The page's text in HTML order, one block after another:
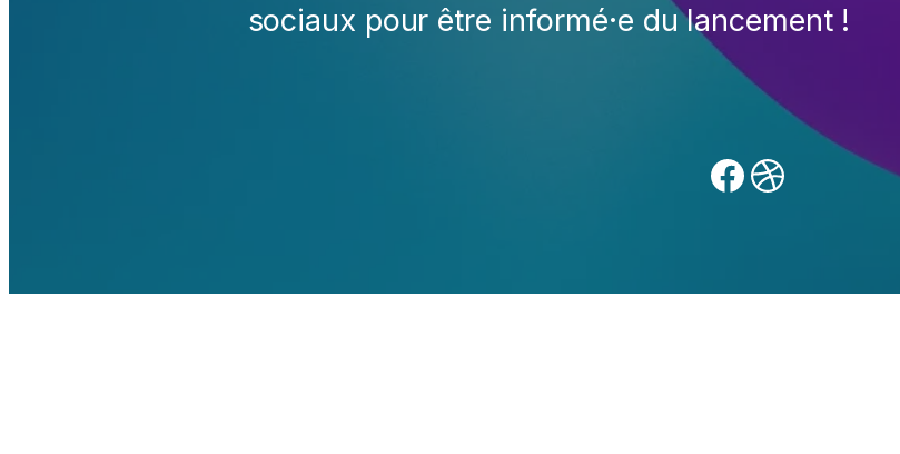
sociaux pour être informé·e du lancement !
Facebook
Dribbble